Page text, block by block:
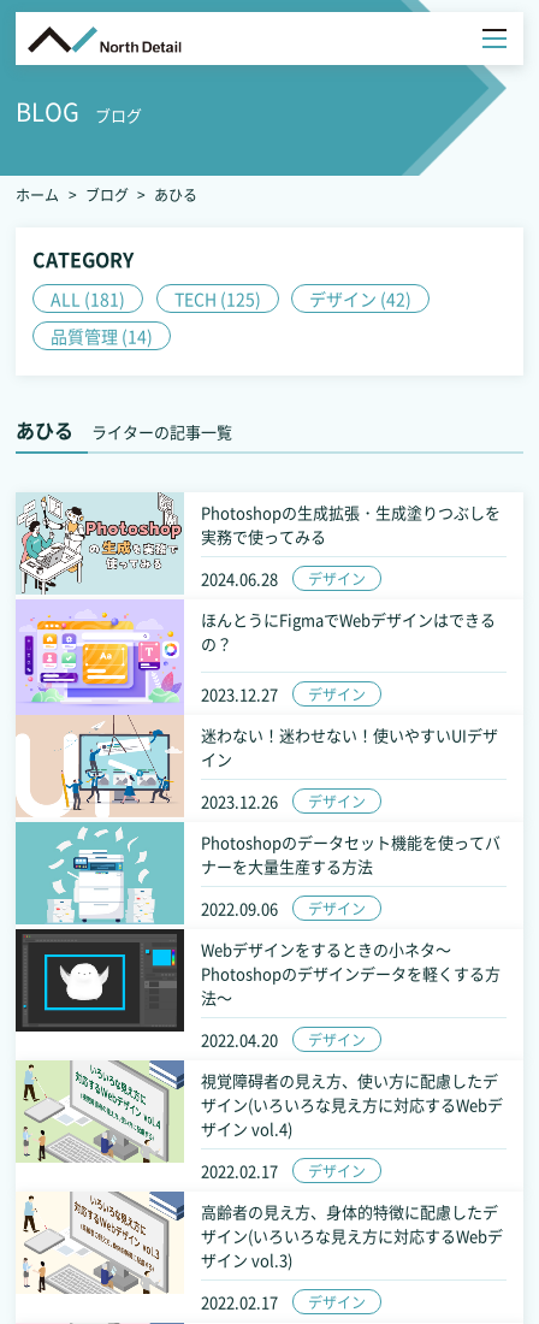
BLOG ブログ
ホーム ブログ あひる
CATEGORY
ALL (181) TECH (125)
デザイン (42)
品質管理 (14)
あひる ライターの記事一覧
2024.06.28 デザイン
Photoshopの生成拡張・生成塗りつぶしを
実務で使ってみる
2023.12.27 デザイン
ほんとうにFigmaでWebデザインはできる
の？
2023.12.26 デザイン
迷わない！迷わせない！使いやすいUIデザ
イン
2022.09.06 デザイン
Photoshopのデータセット機能を使ってバ
ナーを大量生産する方法
2022.04.20 デザイン
Webデザインをするときの小ネタ～
Photoshopのデザインデータを軽くする方
法～
2022.02.17 デザイン
視覚障碍者の見え方、使い方に配慮したデ
ザイン(いろいろな見え方に対応するWebデ
ザイン vol.4)
2022.02.17 デザイン
高齢者の見え方、身体的特徴に配慮したデ
ザイン(いろいろな見え方に対応するWebデ
ザイン vol.3)